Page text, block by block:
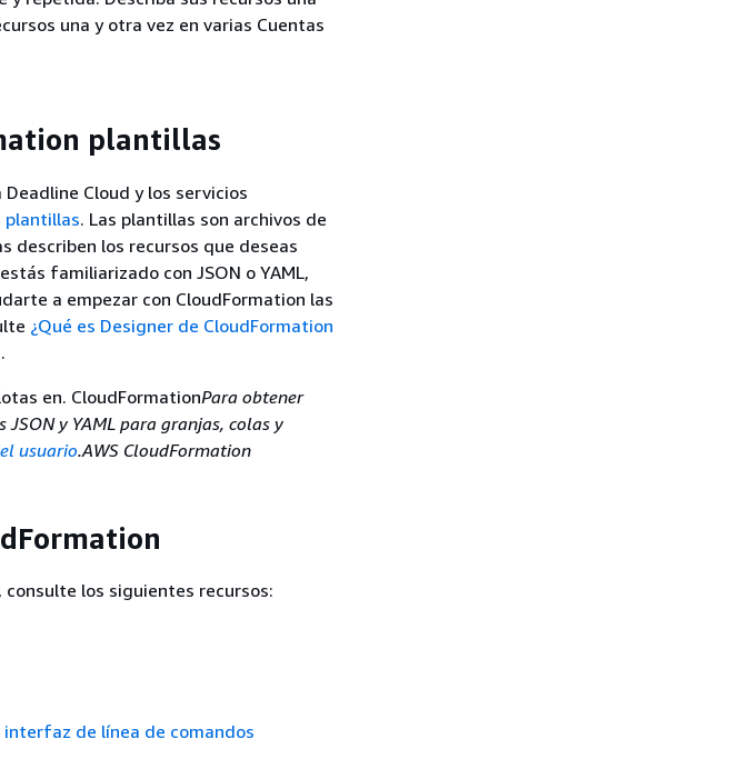
una y otra vez en varias Cuentas
plantillas
Cloud y los servicios
plantillas. Las plantillas son archivos de
describen los recursos que deseas
familiarizado con JSON o YAML,
a empezar con CloudFormation las
¿Qué es Designer de CloudFormation
.
en. CloudFormationPara obtener
y YAML para granjas, colas y
usuario.AWS CloudFormation
los siguientes recursos:
interfaz de línea de comandos